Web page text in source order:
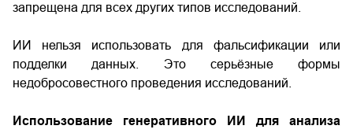
запрещена для всех других типов исследований.
ИИ нельзя использовать для фальсификации или
подделки данных. Это серьёзные формы
недобросовестного проведения исследований.
Использование генеративного ИИ для анализа